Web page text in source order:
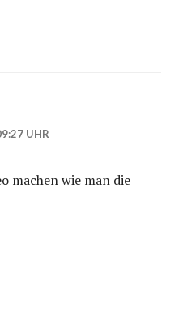
UHR
machen wie man die